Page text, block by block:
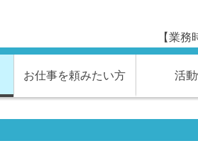
【業
お仕事を頼みたい方 活